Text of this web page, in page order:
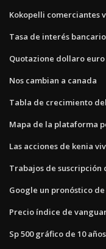
Kokopelli comerciantes
Tasa de interés
Quotazione dollaro
Nos cambian a canada
Tabla de crecimiento
Mapa de la plataforma
Las acciones de kenia
Trabajos de suscripción
Google un pronóstico
Precio índice de
Sp 500 gráfico de 10 años